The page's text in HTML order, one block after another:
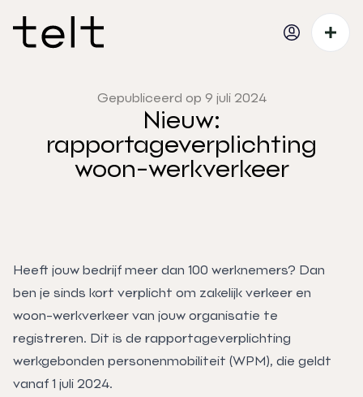
Gepubliceerd op 9 juli 2024
Nieuw:
rapportageverplichting
woon-werkverkeer
Heeft jouw bedrijf meer dan 100 werknemers? Dan
ben je sinds kort verplicht om zakelijk verkeer en
woon-werkverkeer van jouw organisatie te
registreren. Dit is de rapportageverplichting
werkgebonden personenmobiliteit (WPM), die geldt
vanaf 1 juli 2024.